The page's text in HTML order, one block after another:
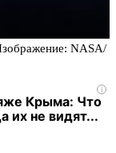
NASA/
i
Крыма: Что
их не видят...